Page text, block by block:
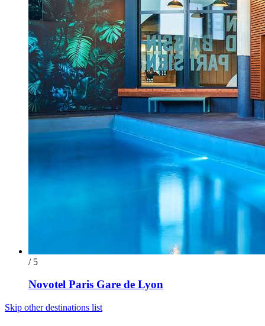
/ 5
Novotel Paris Gare de Lyon
Skip other destinations list